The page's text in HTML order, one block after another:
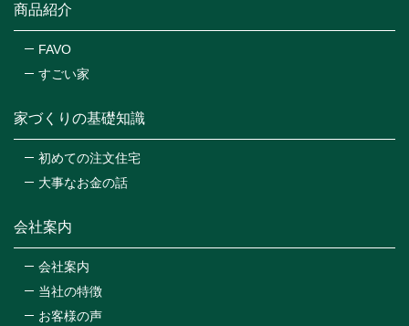
家づくりの基礎知識
初めての注文住宅
大事なお金の話
会社案内
会社案内
当社の特徴
お客様の声
商品紹介
FAVO
すごい家